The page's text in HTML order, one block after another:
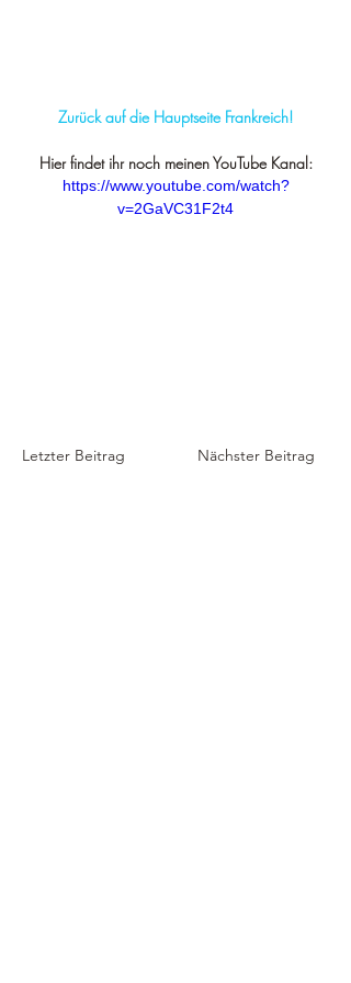
Zurück auf die Hauptseite Frankreich!
Hier findet ihr noch meinen YouTube Kanal:
https://www.youtube.com/watch?
v=2GaVC31F2t4
Letzter Beitrag Nächster Beitrag